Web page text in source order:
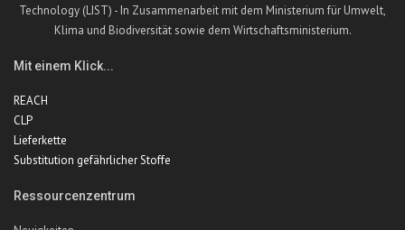
Technology (LIST) - In Zusammenarbeit mit dem Ministerium für Umwelt,
Klima und Biodiversität sowie dem Wirtschaftsministerium.
Mit einem Klick...
REACH
CLP
Lieferkette
Substitution gefährlicher Stoffe
Ressourcenzentrum